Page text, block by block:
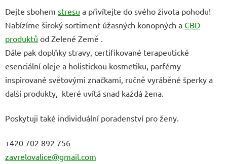
Dejte sbohem stresu a přivítejte do svého života pohodu!
Nabízíme široký sortiment úžasných konopných a CBD
produktů od Zelené Země .
Dále pak doplňky stravy, certifikované terapeutické
esenciální oleje a holistickou kosmetiku, parfémy
inspirované světovými značkami, ručně vyráběné šperky a
další produkty, které uvítá snad každá žena.
Poskytuji také individuální poradenství pro ženy.
+420 702 892 756
zavrelovalice@gmail.com